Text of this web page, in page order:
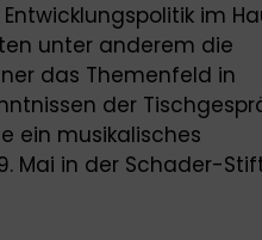
im
unter anderem die
das Themenfeld in
der
ein musikalisches
Mai in der Schader-